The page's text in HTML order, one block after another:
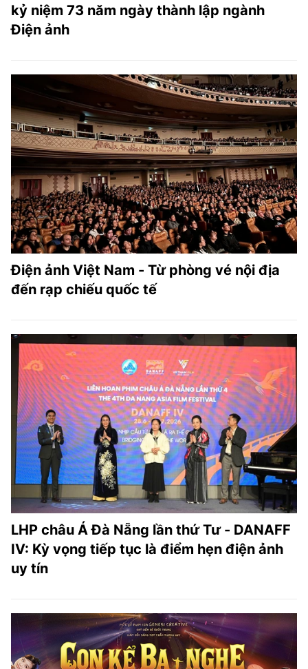
kỷ niệm 73 năm ngày thành lập ngành
Điện ảnh
Điện ảnh Việt Nam - Từ phòng vé nội địa
đến rạp chiếu quốc tế
LHP châu Á Đà Nẵng lần thứ Tư - DANAFF
IV: Kỳ vọng tiếp tục là điểm hẹn điện ảnh
uy tín